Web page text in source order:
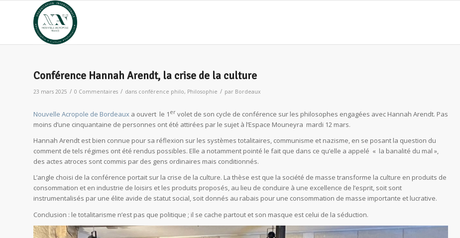
Conférence Hannah Arendt, la crise de la culture
23 mars 2025 / 0 Commentaires / dans conférence philo, Philosophie / par Bordeaux
Nouvelle Acropole de Bordeaux a ouvert le 1 er volet de son cycle de conférence sur les philosophes engagées avec Hannah Arendt. Pas
moins d’une cinquantaine de personnes ont été attirées par le sujet à l’Espace Mouneyra mardi 12 mars.
Hannah Arendt est bien connue pour sa réflexion sur les systèmes totalitaires, communisme et nazisme, en se posant la question du
comment de tels régimes ont été rendus possibles. Elle a notamment pointé le fait que dans ce qu’elle a appelé « la banalité du mal »,
des actes atroces sont commis par des gens ordinaires mais conditionnés.
L’angle choisi de la conférence portait sur la crise de la culture. La thèse est que la société de masse transforme la culture en produits de
consommation et en industrie de loisirs et les produits proposés, au lieu de conduire à une excellence de l’esprit, soit sont
instrumentalisés par une élite avide de statut social, soit donnés au rabais pour une consommation de masse importante et lucrative.
Conclusion : le totalitarisme n’est pas que politique ; il se cache partout et son masque est celui de la séduction.